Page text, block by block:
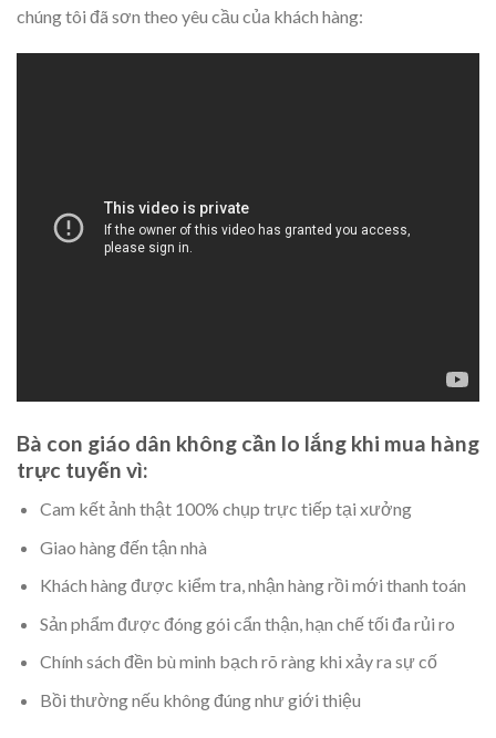
chúng tôi đã sơn theo yêu cầu của khách hàng:
Bà con giáo dân không cần lo lắng khi mua hàng
trực tuyến vì:
Cam kết ảnh thật 100% chụp trực tiếp tại xưởng
Giao hàng đến tận nhà
Khách hàng được kiểm tra, nhận hàng rồi mới thanh toán
Sản phẩm được đóng gói cẩn thận, hạn chế tối đa rủi ro
Chính sách đền bù minh bạch rõ ràng khi xảy ra sự cố
Bồi thường nếu không đúng như giới thiệu